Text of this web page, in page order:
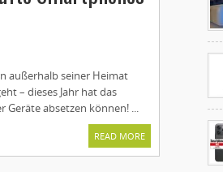
außerhalb seiner Heimat
– dieses Jahr hat das
Geräte absetzen können! ...
READ MORE